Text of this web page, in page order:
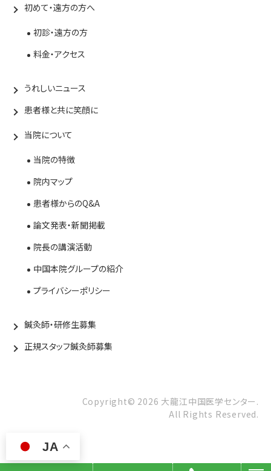
JA
初めて・遠方の方へ
初診・遠方の方
料金・アクセス
うれしいニュース
患者様と共に笑顔に
当院について
当院の特徴
院内マップ
患者様からのQ&A
論文発表・新聞掲載
院長の講演活動
中国本院グループの紹介
プライバシーポリシー
鍼灸師・研修生募集
正規スタッフ鍼灸師募集
Copyright© 2026 大龍江中国医学センター.
All Rights Reserved.